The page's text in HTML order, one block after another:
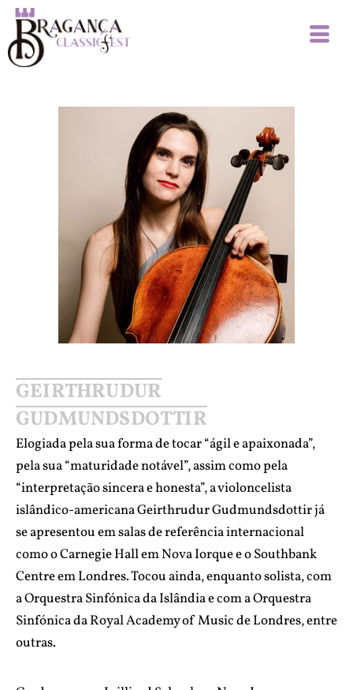
GEIRTHRUDUR
GUDMUNDSDOTTIR
Elogiada pela sua forma de tocar “ágil e apaixonada”,
pela sua “maturidade notável”, assim como pela
“interpretação sincera e honesta”, a violoncelista
islândico-americana Geirthrudur Gudmundsdottir já
se apresentou em salas de referência internacional
como o Carnegie Hall em Nova Iorque e o Southbank
Centre em Londres. Tocou ainda, enquanto solista, com
a Orquestra Sinfónica da Islândia e com a Orquestra
Sinfónica da Royal Academy of Music de Londres, entre
outras.